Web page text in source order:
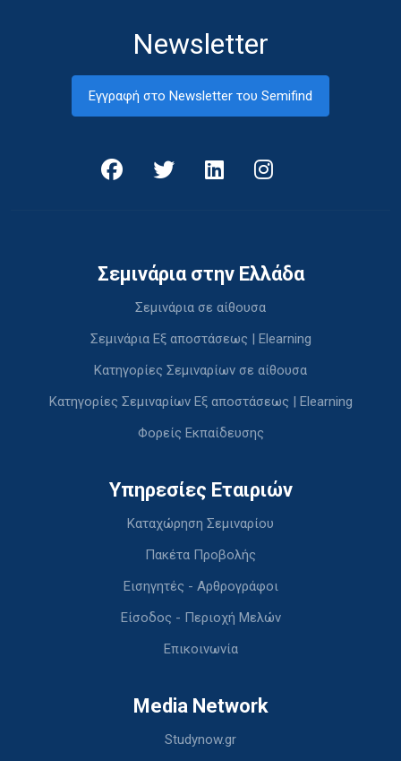
Newsletter
Εγγραφή στο Newsletter του Semifind
Σεμινάρια στην Ελλάδα
Σεμινάρια σε αίθουσα
Σεμινάρια Εξ αποστάσεως | Elearning
Κατηγορίες Σεμιναρίων σε αίθουσα
Κατηγορίες Σεμιναρίων Εξ αποστάσεως | Elearning
Φορείς Εκπαίδευσης
Υπηρεσίες Εταιριών
Καταχώρηση Σεμιναρίου
Πακέτα Προβολής
Εισηγητές - Αρθρογράφοι
Είσοδος - Περιοχή Μελών
Επικοινωνία
Media Network
Studynow.gr